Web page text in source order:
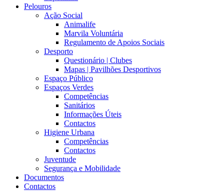
Pelouros
Ação Social
Animalife
Marvila Voluntária
Regulamento de Apoios Sociais
Desporto
Questionário | Clubes
Mapas | Pavilhões Desportivos
Espaço Público
Espaços Verdes
Competências
Sanitários
Informações Úteis
Contactos
Higiene Urbana
Competências
Contactos
Juventude
Segurança e Mobilidade
Documentos
Contactos